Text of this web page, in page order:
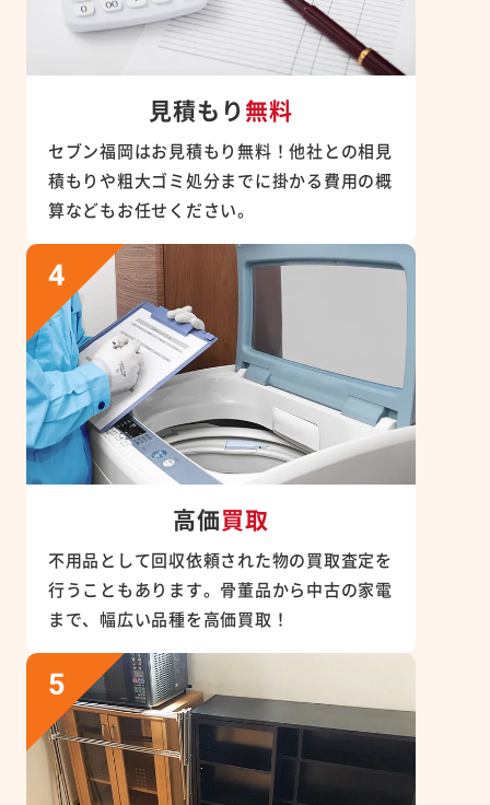
見積もり無料
セブン福岡はお見積もり無料！他社との相見
積もりや粗大ゴミ処分までに掛かる費用の概
算などもお任せください。
高価買取
不用品として回収依頼された物の買取査定を
行うこともあります。骨董品から中古の家電
まで、幅広い品種を高価買取！